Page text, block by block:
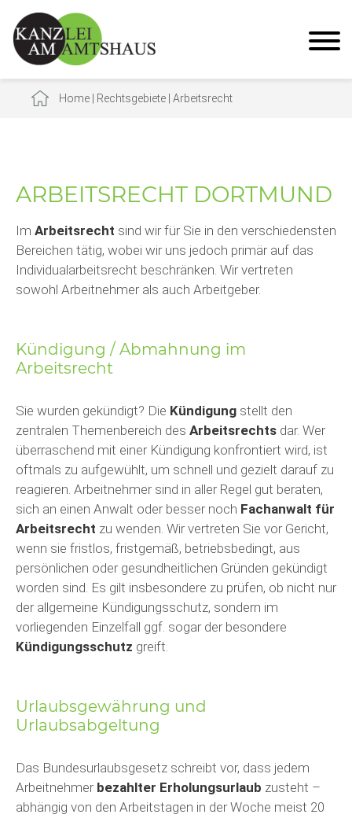
Home Rechtsgebiete Arbeitsrecht
ARBEITSRECHT DORTMUND
Im Arbeitsrecht sind wir für Sie in den verschiedensten
Bereichen tätig, wobei wir uns jedoch primär auf das
Individualarbeitsrecht beschränken. Wir vertreten
sowohl Arbeitnehmer als auch Arbeitgeber.
Kündigung / Abmahnung im
Arbeitsrecht
Sie wurden gekündigt? Die Kündigung stellt den
zentralen Themenbereich des Arbeitsrechts dar. Wer
überraschend mit einer Kündigung konfrontiert wird, ist
oftmals zu aufgewühlt, um schnell und gezielt darauf zu
reagieren. Arbeitnehmer sind in aller Regel gut beraten,
sich an einen Anwalt oder besser noch Fachanwalt für
Arbeitsrecht zu wenden. Wir vertreten Sie vor Gericht,
wenn sie fristlos, fristgemäß, betriebsbedingt, aus
persönlichen oder gesundheitlichen Gründen gekündigt
worden sind. Es gilt insbesondere zu prüfen, ob nicht nur
der allgemeine Kündigungsschutz, sondern im
vorliegenden Einzelfall ggf. sogar der besondere
Kündigungsschutz greift.
Urlaubsgewährung und
Urlaubsabgeltung
Das Bundesurlaubsgesetz schreibt vor, dass jedem
Arbeitnehmer bezahlter Erholungsurlaub zusteht –
abhängig von den Arbeitstagen in der Woche meist 20